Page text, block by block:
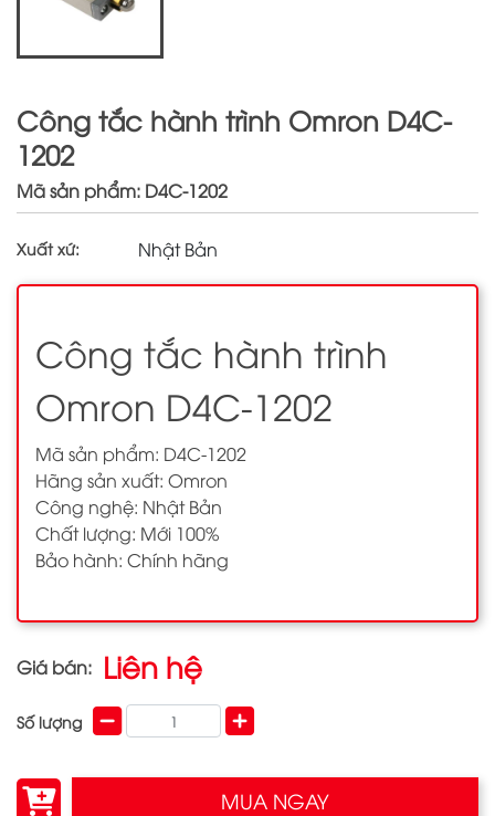
Công tắc hành trình Omron D4C-
1202
Mã sản phẩm: D4C-1202
Xuất xứ: Nhật Bản
Công tắc hành trình
Omron D4C-1202
Mã sản phẩm: D4C-1202
Hãng sản xuất: Omron
Công nghệ: Nhật Bản
Chất lượng: Mới 100%
Bảo hành: Chính hãng
Giá bán: Liên hệ
Số lượng
MUA NGAY